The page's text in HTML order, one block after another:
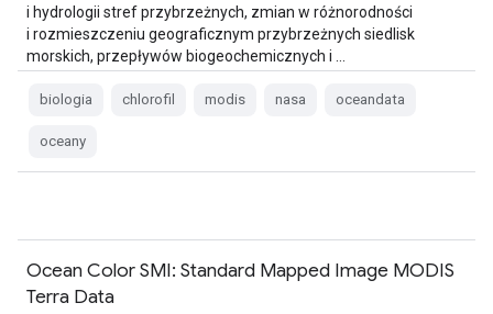
i hydrologii stref przybrzeżnych, zmian w różnorodności
i rozmieszczeniu geograficznym przybrzeżnych siedlisk
morskich, przepływów biogeochemicznych i …
biologia chlorofil modis nasa oceandata
oceany
Ocean Color SMI: Standard Mapped Image MODIS
Terra Data